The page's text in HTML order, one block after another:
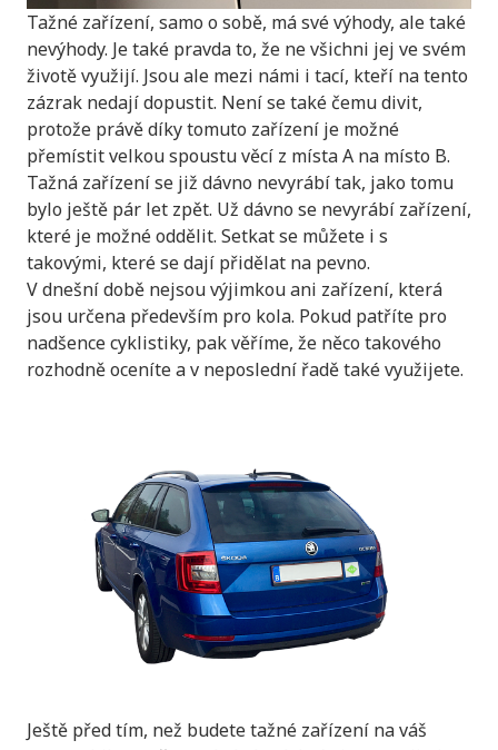
Tažné zařízení, samo o sobě, má své výhody, ale také
nevýhody. Je také pravda to, že ne všichni jej ve svém
životě využijí. Jsou ale mezi námi i tací, kteří na tento
zázrak nedají dopustit. Není se také čemu divit,
protože právě díky tomuto zařízení je možné
přemístit velkou spoustu věcí z místa A na místo B.
Tažná zařízení se již dávno nevyrábí tak, jako tomu
bylo ještě pár let zpět. Už dávno se nevyrábí zařízení,
které je možné oddělit. Setkat se můžete i s
takovými, které se dají přidělat na pevno.
V dnešní době nejsou výjimkou ani zařízení, která
jsou určena především pro kola. Pokud patříte pro
nadšence cyklistiky, pak věříme, že něco takového
rozhodně oceníte a v neposlední řadě také využijete.
Ještě před tím, než budete tažné zařízení na váš